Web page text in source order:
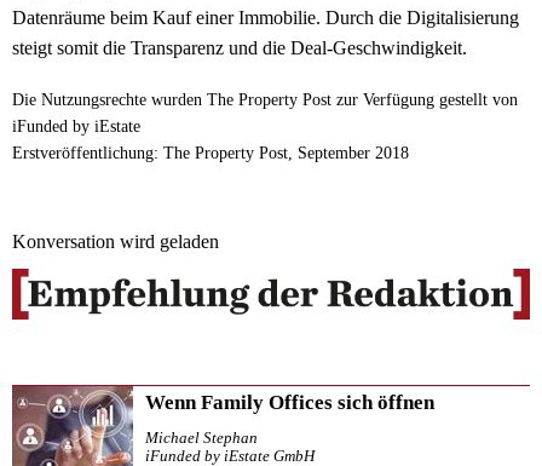
Datenräume beim Kauf einer Immobilie. Durch die Digitalisierung
steigt somit die Transparenz und die Deal-Geschwindigkeit.
Die Nutzungsrechte wurden The Property Post zur Verfügung gestellt von
iFunded by iEstate
Erstveröffentlichung: The Property Post, September 2018
Konversation wird geladen
Wenn Family Offices sich öffnen
Michael Stephan
iFunded by iEstate GmbH